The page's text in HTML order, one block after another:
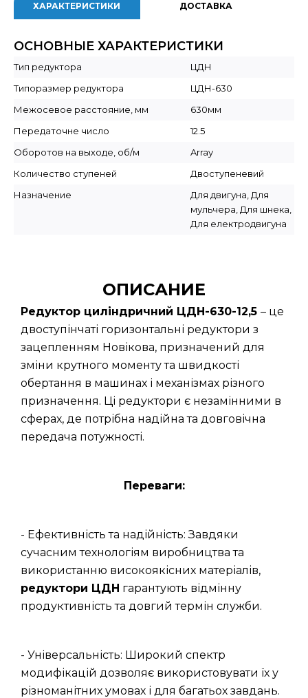
ХАРАКТЕРИСТИКИ ДОСТАВКА
ОСНОВНЫЕ ХАРАКТЕРИСТИКИ
Тип редуктора
ЦДН
Типоразмер редуктора
ЦДН-630
Межосевое расстояние, мм
630мм
Передаточне число
12.5
Оборотов на выходе, об/м
Array
Количество ступеней
Двоступеневий
Назначение
Для двигуна, Для
мульчера, Для шнека,
Для електродвигуна
ОПИСАНИЕ
Редуктор циліндричний ЦДН-630-12,5 – це
двоступінчаті горизонтальні редуктори з
зацепленням Новікова, призначений для
зміни крутного моменту та швидкості
обертання в машинах і механізмах різного
призначення. Ці редуктори є незамінними в
сферах, де потрібна надійна та довговічна
передача потужності.
Переваги:
- Ефективність та надійність: Завдяки
сучасним технологіям виробництва та
використанню високоякісних матеріалів,
редуктори ЦДН гарантують відмінну
продуктивність та довгий термін служби.
- Універсальність: Широкий спектр
модифікацій дозволяє використовувати їх у
різноманітних умовах і для багатьох завдань.